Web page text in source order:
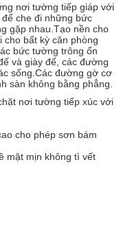
nơi tường tiếp giáp với
che đi những bức
gặp nhau.Tạo nền cho
bất kỳ căn phòng
bức tường trông ổn
và giày đế, các đường
sống.Các đường gờ cơ
sàn không bằng phẳng.
nơi tường tiếp xúc với
cho phép sơn bám
mặt mịn không tì vết